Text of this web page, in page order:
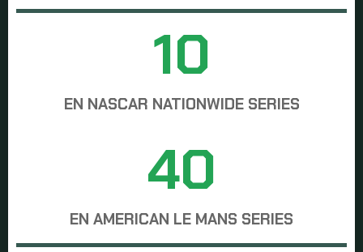
10
EN NASCAR NATIONWIDE SERIES
40
EN AMERICAN LE MANS SERIES